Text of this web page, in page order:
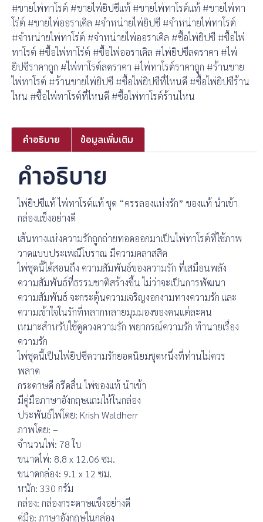
#ขายไพ่ทาโรต์ #ขายไพ่ยิปซีแท้ #ขายไพ่ทาโรต์แท้ #ขายไพ่ทา
โร่ต์ #ขายไพ่ออราเคิล #จำหน่ายไพ่ยิปซี #จำหน่ายไพ่ทาโรต์
#จำหน่ายไพ่ทาโร่ต์ #จำหน่ายไพ่ออราเคิล #ซื้อไพ่ยิปซี #ซื้อไพ่
ทาโรต์ #ซื้อไพ่ทาโร่ต์ #ซื้อไพ่ออราเคิล #ไพ่ยิปซีลดราคา #ไพ่
ยิปซีราคาถูก #ไพ่ทาโรต์ลดราคา #ไพ่ทาโรต์ราคาถูก #ร้านขาย
ไพ่ทาโรต์ #ร้านขายไพ่ยิปซี #ซื้อไพ่ยิปซีที่ไหนดี #ซื้อไพ่ยิปซีร้าน
ไหน #ซื้อไพ่ทาโรต์ที่ไหนดี #ซื้อไพ่ทาโรต์ร้านไหน
คำอธิบาย ข้อมูลเพิ่มเติม
คำอธิบาย
ไพ่ยิปซีแท้ ไพ่ทาโรต์แท้ ชุด “ครรลองแห่งรัก” ของแท้ นำเข้า
กล่องแข็งอย่างดี
เส้นทางแห่งความรักถูกถ่ายทอดออกมาเป็นไพ่ทาโรต์ที่ใช้ภาพ
วาดแบบประเพณีโบราณ มีความคลาสสิค
ไพ่ชุดนี้ได้สอนถึง ความสัมพันธ์ของความรัก ที่เสมือนพลัง
ความสัมพันธ์ที่ธรรมชาติสร้างขึ้น ไม่ว่าจะเป็นการพัฒนา
ความสัมพันธ์ จะกระตุ้นความเจริญงอกงามทางความรัก และ
ความเข้าใจในรักที่หลากหลายมุมมองของคนแต่ละคน
เหมาะสำหรับใช้ดูดวงความรัก พยากรณ์ความรัก ทำนายเรื่อง
ความรัก
ไพ่ชุดนี้เป็นไพ่ยิปซีความรักยอดนิยมชุดหนึ่งที่ท่านไม่ควร
พลาด
กระดาษดี กรีดลื่น ไพ่ของแท้ นำเข้า
มีคู่มือภาษาอังกฤษแถมให้ในกล่อง
ประพันธ์ไพ่โดย: Krish Waldherr
ภาพโดย: –
จำนวนไพ่: 78 ใบ
ขนาดไพ่: 8.8 x 12.06 ซม.
ขนาดกล่อง: 9.1 x 12 ซม.
หนัก: 330 กรัม
กล่อง: กล่องกระดาษแข็งอย่างดี
คู่มือ: ภาษาอังกฤษในกล่อง